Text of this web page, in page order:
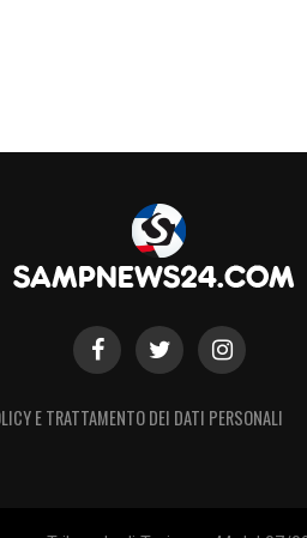
E TRATTAMENTO DEI DATI PERSONALI